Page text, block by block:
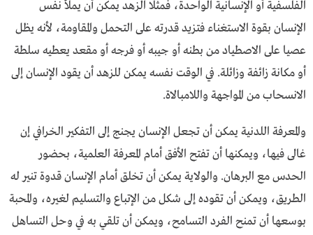
الفلسفية أو الإنسانية الواحدة، فمثلًا الزهد يمكن أن يملأ نفس
الإنسان بقوة الاستغناء فتزيد قدرته على التحمل والمقاومة، لأنه يظل
عصيا على الاصطياد من بطنه أو جيبه أو فرجه أو مقعد يعطيه سلطة
أو مكانة زائفة وزائلة. في الوقت نفسه يمكن للزهد أن يقود الإنسان إلى
الانسحاب من المواجهة واللامبالاة.
والمعرفة اللدنية يمكن أن تجعل الإنسان يجنج إلى التفكير الخرافي إن
غالى فيها، ويمكنها أن تفتح الأفق أمام المعرفة العلمية، بحضور
الحدس مع البرهان. والولاية يمكن أن تخلق أمام الإنسان قدوة تنير له
الطريق، ويمكن أن تقوده إلى شكل من الإتباع والتسليم لغيره، والمحبة
بوسعها أن تمنح الفرد التسامح، ويمكن أن تلقي به في وحل التساهل